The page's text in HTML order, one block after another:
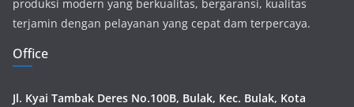
produksi modern yang berkualitas, bergaransi, kualitas
terjamin dengan pelayanan yang cepat dam terpercaya.
Office
Jl. Kyai Tambak Deres No.100B, Bulak, Kec. Bulak, Kota